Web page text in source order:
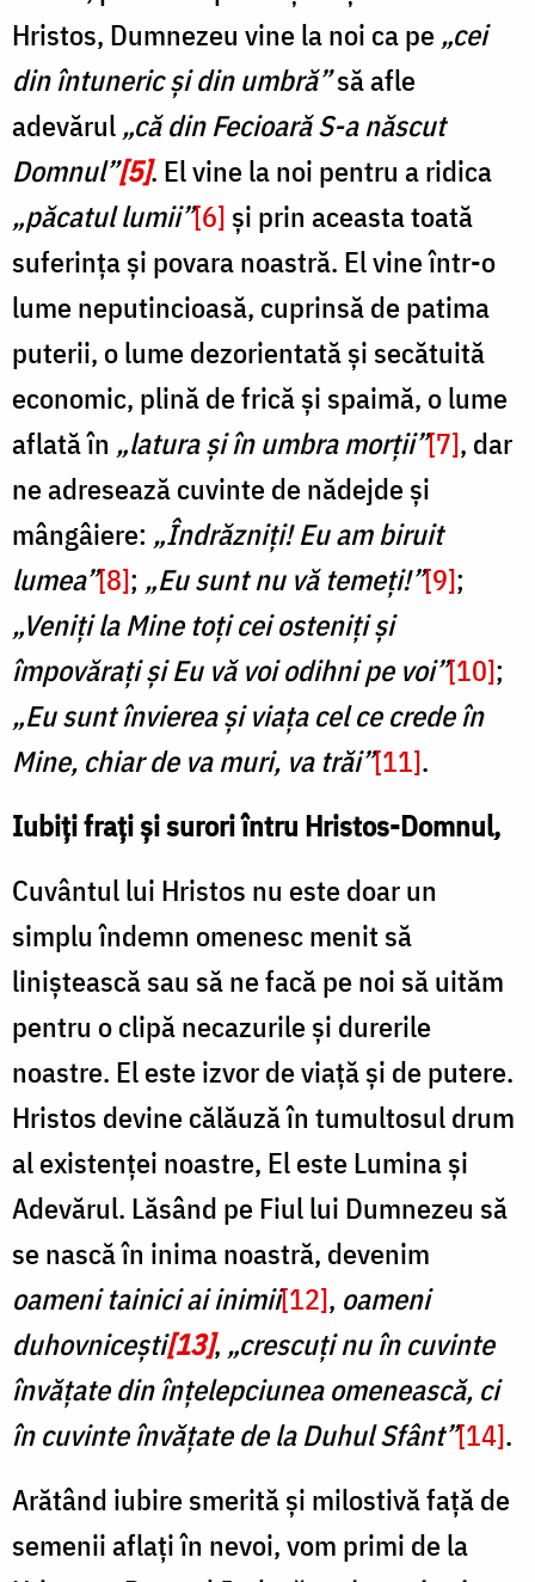
Hristos, Dumnezeu vine la noi ca pe „cei
din întuneric și din umbră”să afle
adevărul „că din Fecioară S-a născut
Domnul”[5]. El vine la noi pentru a ridica
„păcatul lumii”[6]și prin aceasta toată
suferința și povara noastră. El vine într-o
lume neputincioasă, cuprinsă de patima
puterii, o lume dezorientată și secătuită
economic, plină de frică și spaimă, o lume
aflată în „latura și în umbra morții”[7], dar
ne adresează cuvinte de nădejde și
mângâiere: „Îndrăzniți! Eu am biruit
lumea”[8]; „Eu sunt nu vă temeți!”[9];
„Veniți la Mine toți cei osteniți și
împovărați și Eu vă voi odihni pe voi”[10];
„Eu sunt învierea și viața cel ce crede în
Mine, chiar de va muri, va trăi”[11].
Iubiți frați și surori întru Hristos-Domnul,
Cuvântul lui Hristos nu este doar un
simplu îndemn omenesc menit să
liniștească sau să ne facă pe noi să uităm
pentru o clipă necazurile și durerile
noastre. El este izvor de viață și de putere.
Hristos devine călăuză în tumultosul drum
al existenței noastre, El este Lumina și
Adevărul. Lăsând pe Fiul lui Dumnezeu să
se nască în inima noastră, devenim
oameni tainici ai inimii[12], oameni
duhovnicești[13], „crescuți nu în cuvinte
învățate din înțelepciunea omenească, ci
în cuvinte învățate de la Duhul Sfânt”[14].
Arătând iubire smerită și milostivă față de
semenii aflați în nevoi, vom primi de la